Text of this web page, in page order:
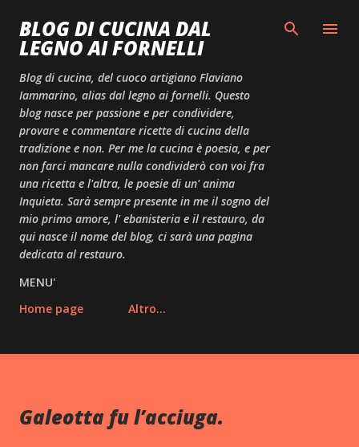
Passa ai contenuti principali
BLOG DI CUCINA DAL
LEGNO AI FORNELLI
Blog di cucina, del cuoco artigiano Flaviano
Iammarino, alias dal legno ai fornelli. Questo
blog nasce per passione e per condividere,
provare e commentare ricette di cucina della
tradizione e non. Per me la cucina è poesia, e per
non farci mancare nulla condividerò con voi fra
una ricetta e l'altra, le poesie di un' anima
Inquieta. Sarà sempre presente in me il sogno del
mio primo amore, l' ebanisteria e il restauro, da
qui nasce il nome del blog, ci sarà una pagina
dedicata al restauro.
MENU'
Home page
Altro…
Galeotta fu l’acciuga.